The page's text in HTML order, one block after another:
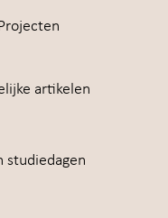
artikelen
studiedagen